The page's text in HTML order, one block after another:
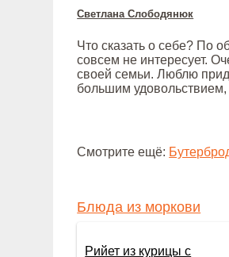
Светлана Слободянюк
Что сказать о себе? По
совсем не интересует.
своей семьи. Люблю
большим
Смотрите ещё:
Блюда из моркови
Рийет из курицы с